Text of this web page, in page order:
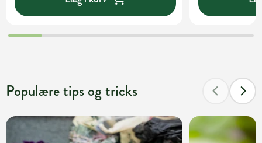
Populære tips og tricks